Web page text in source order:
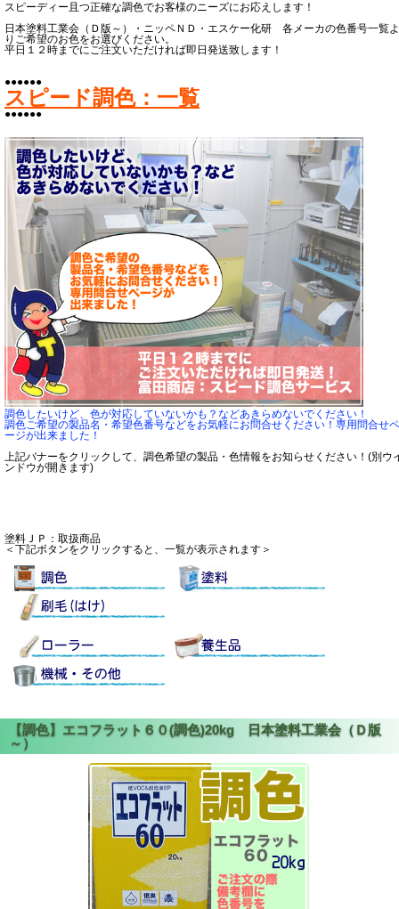
スピーディー且つ正確な調色でお客様のニーズにお応えします！
日本塗料工業会（Ｄ版～）・ニッペＮＤ・エスケー化研 各メーカの色番号一覧よ
りご希望のお色をお選びください。
平日１２時までにご注文いただければ即日発送致します！
●●●●●●
スピード調色：一覧
●●●●●●
調色したいけど、色が対応していないかも？などあきらめないでください！
調色ご希望の製品名・希望色番号などをお気軽にお問合せください！専用問合せペ
ージが出来ました！
上記バナーをクリックして、調色希望の製品・色情報をお知らせください！(別ウ
ンドウが開きます)
塗料ＪＰ：取扱商品
＜下記ボタンをクリックすると、一覧が表示されます＞